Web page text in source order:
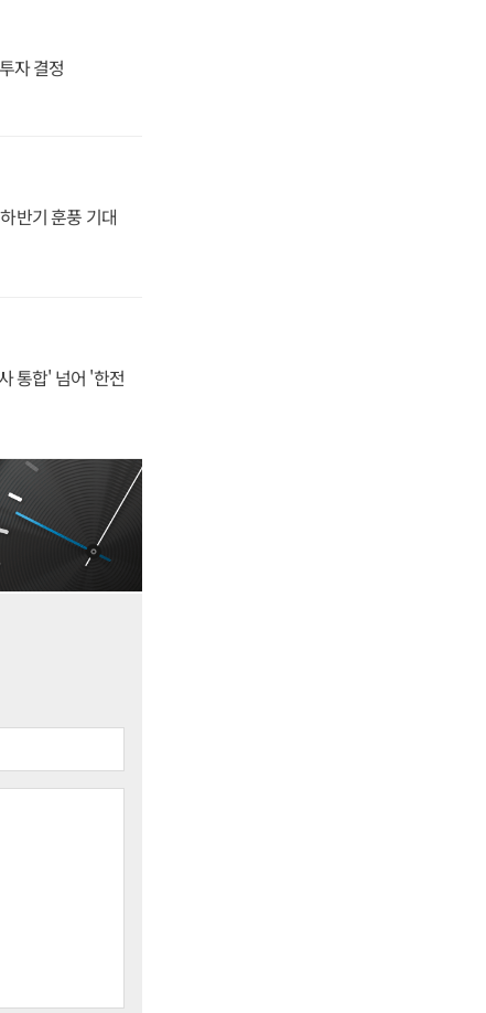
자 결정
반기 훈풍 기대
통합' 넘어 '한전